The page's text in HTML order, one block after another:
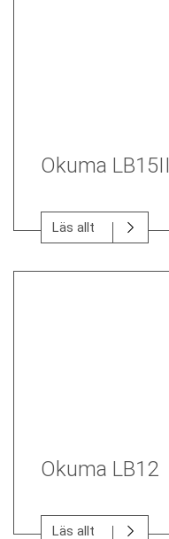
Okuma LB15II
Läs allt
Okuma LB12
Läs allt